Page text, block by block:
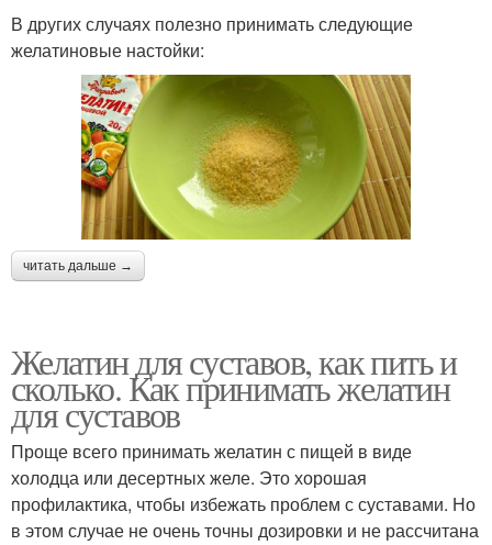
В других случаях полезно принимать следующие
желатиновые настойки:
читать дальше →
Желатин для суставов, как пить и
сколько. Как принимать желатин
для суставов
Проще всего принимать желатин с пищей в виде
холодца или десертных желе. Это хорошая
профилактика, чтобы избежать проблем с суставами. Но
в этом случае не очень точны дозировки и не рассчитана